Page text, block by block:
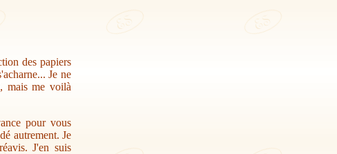
des papiers
Je ne
mais me voilà
pour vous
autrement. Je
J'en suis